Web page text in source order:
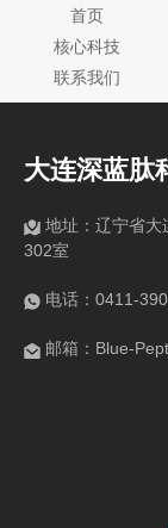
首页
核心科技
联系我们
大连深蓝肽
地址：辽宁省大
302室
电话：0411-
邮箱：Blue-